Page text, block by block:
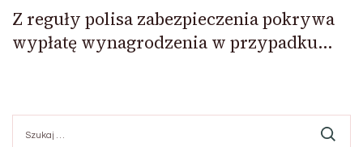
Z reguły polisa zabezpieczenia pokrywa
wypłatę wynagrodzenia w przypadku…